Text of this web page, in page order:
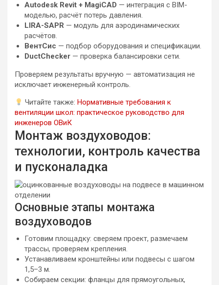
Autodesk Revit + MagiCAD — интеграция с BIM-
моделью, расчёт потерь давления.
LIRA-SAPR — модуль для аэродинамических
расчётов.
ВентСис — подбор оборудования и спецификации.
DuctChecker — проверка балансировки сети.
Проверяем результаты вручную — автоматизация не
исключает инженерный контроль.
Читайте также: Нормативные требования к
вентиляции школ: практическое руководство для
инженеров ОВиК
Монтаж воздуховодов:
технологии, контроль качества
и пусконаладка
Основные этапы монтажа
воздуховодов
Готовим площадку: сверяем проект, размечаем
трассы, проверяем крепления.
Устанавливаем кронштейны или подвесы с шагом
1,5–3 м.
Собираем секции: фланцы для прямоугольных,